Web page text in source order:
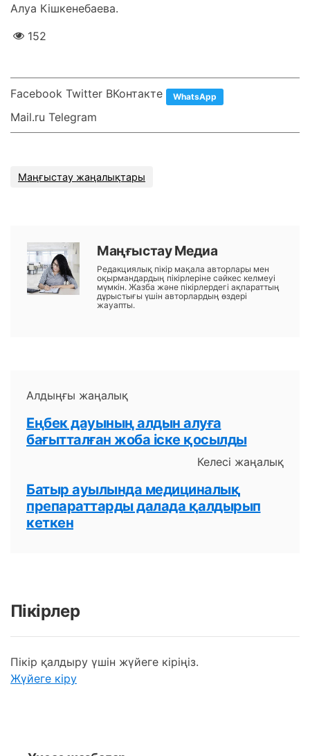
Алуа Кішкенебаева.
152
Facebook Twitter ВКонтакте WhatsApp
Mail.ru Telegram
Маңғыстау жаңалықтары
Маңғыстау Медиа
Редакциялық пікір мақала авторлары мен
оқырмандардың пікірлеріне сәйкес келмеуі
мүмкін. Жазба және пікірлердегі ақпараттың
дұрыстығы үшін авторлардың өздері
жауапты.
Алдыңғы жаңалық
Еңбек дауының алдын алуға
бағытталған жоба іске қосылды
Келесі жаңалық
Батыр ауылында медициналық
препараттарды далада қалдырып
кеткен
Пікірлер
Пікір қалдыру үшін жүйеге кіріңіз.
Жүйеге кіру